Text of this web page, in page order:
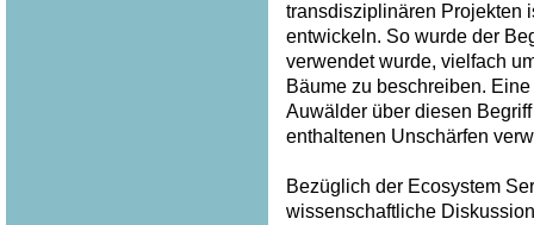
transdisziplinären Projekten
entwickeln. So wurde der
verwendet wurde, vielfach
Bäume zu beschreiben.
Auwälder über diesen
enthaltenen Unschärfen
Bezüglich der Ecosystem
wissenschaftliche